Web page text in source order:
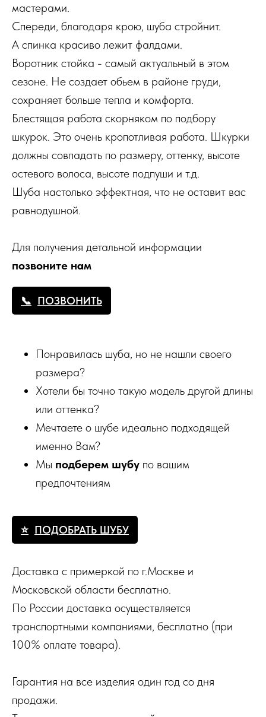
мастерами.
Спереди, благодаря крою, шуба стройнит.
А спинка красиво лежит фалдами.
Воротник стойка - самый актуальный в этом
сезоне. Не создает обьем в районе груди,
сохраняет больше тепла и комфорта.
Блестящая работа скорняком по подбору
шкурок. Это очень кропотливая работа. Шкурки
должны совпадать по размеру, оттенку, высоте
остевого волоса, высоте подпуши и т.д.
Шуба настолько эффектная, что не оставит вас
равнодушной.
Для получения детальной информации
позвоните нам
ПОЗВОНИТЬ
Понравилась шуба, но не нашли своего
размера?
Хотели бы точно такую модель другой длины
или оттенка?
Мечтаете о шубе идеально подходящей
именно Вам?
Мы подберем шубу по вашим
предпочтениям
ПОДОБРАТЬ ШУБУ
Доставка с примеркой по г.Москве и
Московской области бесплатно.
По России доставка осуществляется
транспортными компаниями, бесплатно (при
100% оплате товара).
Гарантия на все изделия один год со дня
продажи.